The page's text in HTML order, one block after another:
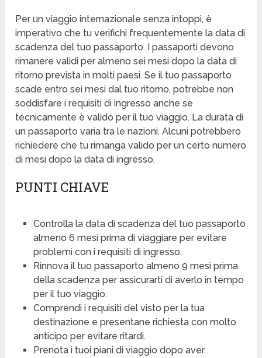
Per un viaggio internazionale senza intoppi, è
imperativo che tu verifichi frequentemente la data di
scadenza del tuo passaporto. I passaporti devono
rimanere validi per almeno sei mesi dopo la data di
ritorno prevista in molti paesi. Se il tuo passaporto
scade entro sei mesi dal tuo ritorno, potrebbe non
soddisfare i requisiti di ingresso anche se
tecnicamente è valido per il tuo viaggio. La durata di
un passaporto varia tra le nazioni. Alcuni potrebbero
richiedere che tu rimanga valido per un certo numero
di mesi dopo la data di ingresso.
PUNTI CHIAVE
Controlla la data di scadenza del tuo passaporto
almeno 6 mesi prima di viaggiare per evitare
problemi con i requisiti di ingresso.
Rinnova il tuo passaporto almeno 9 mesi prima
della scadenza per assicurarti di averlo in tempo
per il tuo viaggio.
Comprendi i requisiti del visto per la tua
destinazione e presentane richiesta con molto
anticipo per evitare ritardi.
Prenota i tuoi piani di viaggio dopo aver